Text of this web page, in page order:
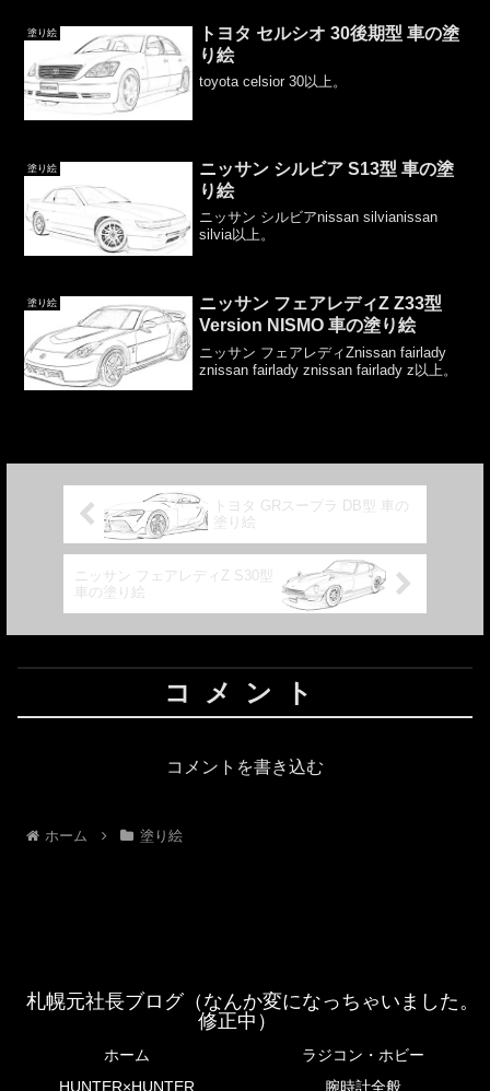
塗り絵
トヨタ セルシオ 30後期型 車の塗
り絵
toyota celsior 30以上。
塗り絵
ニッサン シルビア S13型 車の塗
り絵
ニッサン シルビアnissan silvianissan
silvia以上。
塗り絵
ニッサン フェアレディZ Z33型
Version NISMO 車の塗り絵
ニッサン フェアレディZnissan fairlady
znissan fairlady znissan fairlady z以上。
トヨタ GRスープラ DB型 車の
塗り絵
ニッサン フェアレディZ S30型
車の塗り絵
コメント
コメントを書き込む
ホーム 塗り絵
札幌元社長ブログ（なんか変になっちゃいました。
修正中）
ホーム
ラジコン・ホビー
HUNTER×HUNTER
腕時計全般